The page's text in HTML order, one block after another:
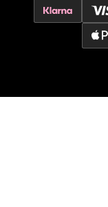
Vitaminveien
Åpent i dag
0 i butikk